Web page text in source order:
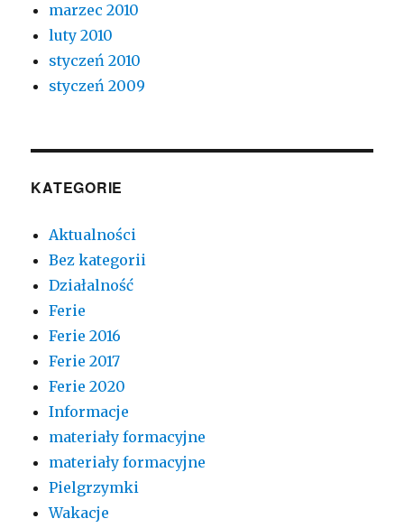
marzec 2010
luty 2010
styczeń 2010
styczeń 2009
KATEGORIE
Aktualności
Bez kategorii
Działalność
Ferie
Ferie 2016
Ferie 2017
Ferie 2020
Informacje
materiały formacyjne
materiały formacyjne
Pielgrzymki
Wakacje